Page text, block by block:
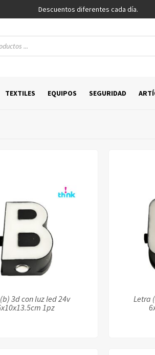
Descuentos diferentes cada día.
TEXTILES EQUIPOS SEGURIDAD
3d con luz led 24v
1pz
Letra